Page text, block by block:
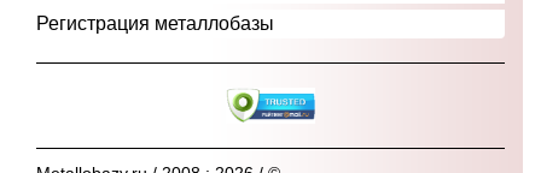
Регистрация металлобазы